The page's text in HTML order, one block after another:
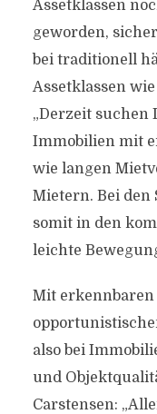
Assetklassen
geworden,
bei traditionell
Assetklassen
„Derzeit suchen
Immobilien mit
wie langen
Mietern. Bei
somit in den
leichte
Mit erkennbaren
also bei
und
Carstensen: